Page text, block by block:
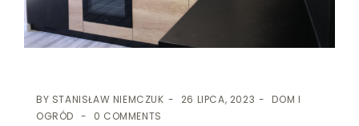
BY STANISŁAW NIEMCZUK 26 LIPCA, 2023
DOM I
OGRÓD
0 COMMENTS